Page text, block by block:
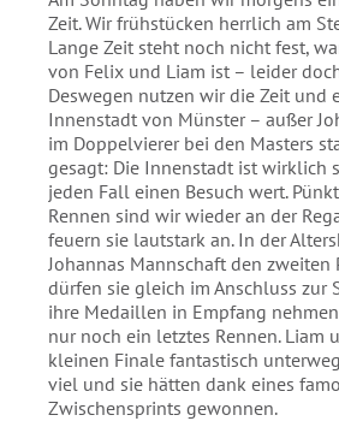
Zeit. Wir frühstücken herrlich am
Lange Zeit steht noch nicht fest,
von Felix und Liam ist – leider
Deswegen nutzen wir die Zeit und
Innenstadt von Münster – außer
im Doppelvierer bei den Masters
gesagt: Die Innenstadt ist wirklich
jeden Fall einen Besuch wert.
Rennen sind wir wieder an der
feuern sie lautstark an. In der
Johannas Mannschaft den zweiten
dürfen sie gleich im Anschluss zur
ihre Medaillen in Empfang
nur noch ein letztes Rennen. Liam
kleinen Finale fantastisch
viel und sie hätten dank eines
Zwischensprints gewonnen.